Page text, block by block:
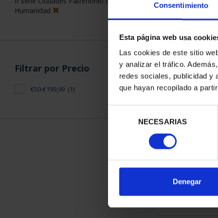
Consentimiento
Esta página web usa
Las cookies de este sitio
y analizar el tráfico.
redes sociales, publicidad y
que hayan recopilado a
consentimiento
NECESARIAS
Denegar
Humanidad
Filtrar por Precio
€50-€199,99 (1)
CIUDADES
ORDENAR POR: